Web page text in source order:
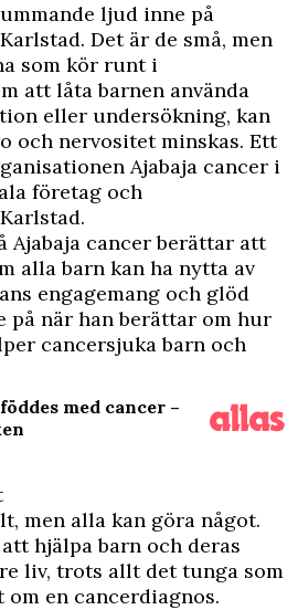
ljud inne på
Det är de små, men
som kör runt i
att låta barnen använda
eller undersökning, kan
och nervositet minskas. Ett
Ajabaja cancer i
företag och
Ajabaja cancer berättar att
alla barn kan ha nytta av
engagemang och glöd
på när han berättar om hur
cancersjuka barn och
med cancer –
men alla kan göra något.
hjälpa barn och deras
liv, trots allt det tunga som
en cancerdiagnos.